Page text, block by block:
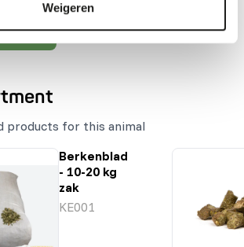
Weigeren
products for this animal
Berkenblad
- 10-20 kg
zak
KE001